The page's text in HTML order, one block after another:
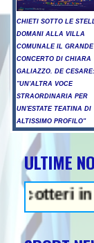
CHIETI SOTTO LE
DOMANI ALLA VILLA
COMUNALE IL GRANDE
CONCERTO DI CHIARA
GALIAZZO. DE CESARE:
"UN'ALTRA VOCE
STRAORDINARIA PER
UN'ESTATE TEATINA DI
ALTISSIMO PROFILO"
ULTIME
in